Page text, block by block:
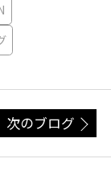
次のブログ